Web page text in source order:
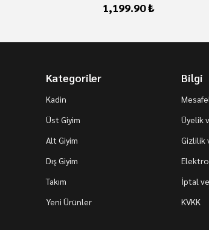
1,199.90 ₺
Kategoriler
Kadin
Üst Giyim
Alt Giyim
Dış Giyim
Takım
Yeni Ürünler
Bilgi
Üyelik
Gizlilik
İptal
KVKK